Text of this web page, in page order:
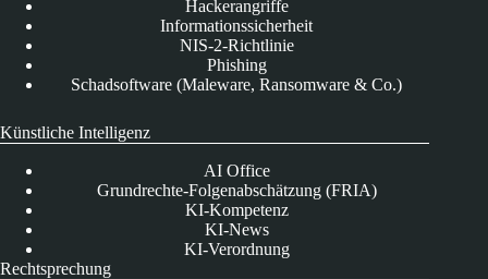
Hackerangriffe
Informationssicherheit
NIS-2-Richtlinie
Phishing
Schadsoftware (Maleware, Ransomware & Co.)
Künstliche Intelligenz
AI Office
Grundrechte-Folgenabschätzung (FRIA)
KI-Kompetenz
KI-News
KI-Verordnung
Rechtsprechung